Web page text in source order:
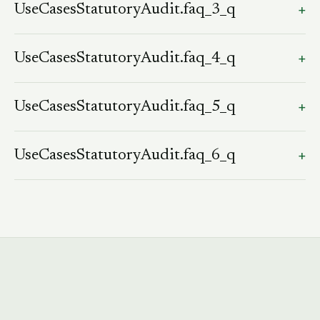
UseCasesStatutoryAudit.faq_3_q +
UseCasesStatutoryAudit.faq_4_q +
UseCasesStatutoryAudit.faq_5_q +
UseCasesStatutoryAudit.faq_6_q +